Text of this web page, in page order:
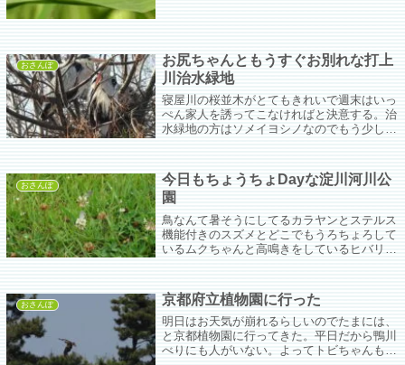
おさんぽ
お尻ちゃんともうすぐお別れな打上
川治水緑地
寝屋川の桜並木がとてもきれいで週末はいっ
ぺん家人を誘ってこなければと決意する。治
水緑地の方はソメイヨシノなのでもう少しか
っかけになりそうで嫌やなぁ。
おさんぽ
今日もちょうちょDayな淀川河川公
園
鳥なんて暑そうにしてるカラヤンとステルス
機能付きのスズメとどこでもうろちょろして
いるムクちゃんと高鳴きをしているヒバリぐ
おさんぽ 京都府立植物園に行った
明日はお天気が崩れるらしいのでたまには、
と京都植物園に行ってきた。平日だから鴨川
べりにも人がいない。よってトビちゃんもあ